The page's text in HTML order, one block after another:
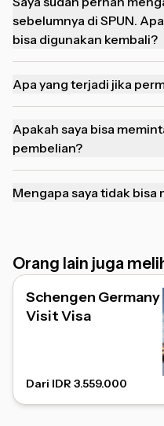
sebelumnya di SPUN.
bisa digunakan kembali?
Apa yang terjadi jika
Apakah saya bisa
pembelian?
Mengapa saya tidak
Orang lain juga
Schengen Germany
Visit Visa
Dari IDR 3.559.000